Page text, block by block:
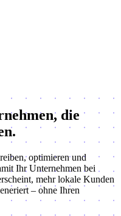
die
optimieren und
Ihr Unternehmen bei
mehr lokale Kunden
– ohne Ihren